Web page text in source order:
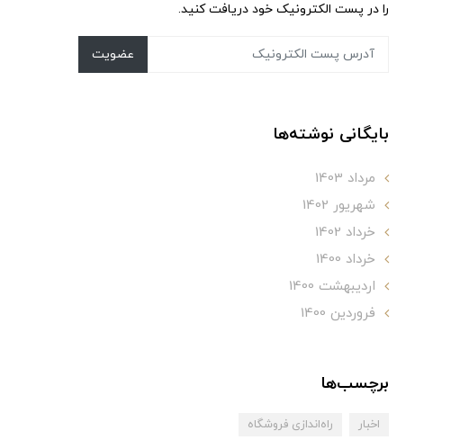
را در پست الکترونیک خود دریافت کنید.
عضویت
بایگانی نوشته‌ها
مرداد 1403
شهریور 1402
خرداد 1402
خرداد 1400
ارديبهشت 1400
فروردین 1400
برچسب‌ها
اخبار راه‌اندازی فروشگاه